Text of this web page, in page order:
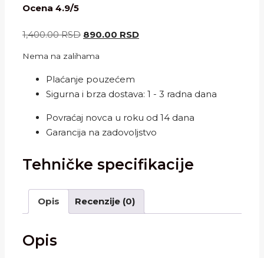
Ocena 4.9/5
1,400.00RSD Originalna
bila:
1,400.00 RSD.
890.00 RSDTrenutna
Nema na zalihama
Plaćanje pouzećem
Sigurna i brza dostava: 1 - 3 radna dana
Povraćaj novca u roku od 14 dana
Garancija na zadovoljstvo
Tehničke specifikacije
Opis Recenzije (0)
Opis